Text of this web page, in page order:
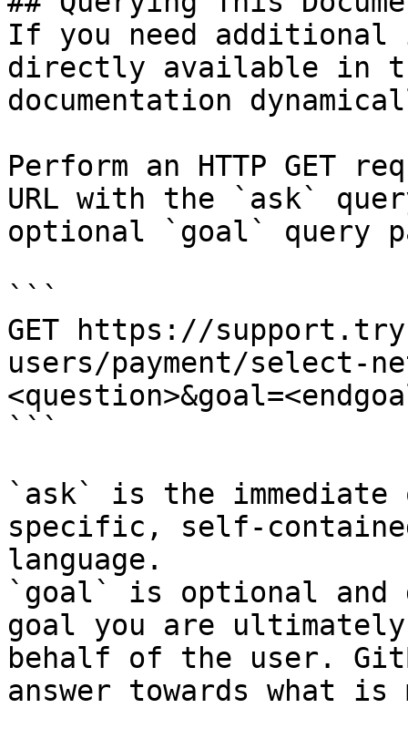
If you need
directly available in
documentation
Perform an HTTP GET
URL with the `ask`
optional `goal` query
```
GET https://
users/payment/select-
```
`ask` is the
specific, self-
language.
`goal` is optional and
goal you are
behalf of the user.
answer towards what